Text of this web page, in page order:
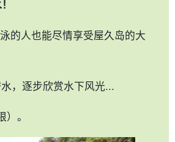
的人也能尽情享受屋久岛的大
，逐步欣赏水下风光...
。